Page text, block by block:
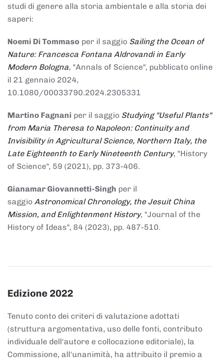
studi di genere alla storia ambientale e alla storia dei
saperi:
Noemi Di Tommaso per il saggio Sailing the Ocean of
Nature: Francesca Fontana Aldrovandi in Early
Modern Bologna, "Annals of Science", pubblicato online
il 21 gennaio 2024,
10.1080/00033790.2024.2305331
Martino Fagnani per il saggio Studying "Useful Plants"
from Maria Theresa to Napoleon: Continuity and
Invisibility in Agricultural Science, Northern Italy, the
Late Eighteenth to Early Nineteenth Century, "History
of Science", 59 (2021), pp. 373-406.
Gianamar Giovannetti-Singh per il
saggio Astronomical Chronology, the Jesuit China
Mission, and Enlightenment History, "Journal of the
History of Ideas", 84 (2023), pp. 487-510.
Edizione 2022
Tenuto conto dei criteri di valutazione adottati
(struttura argomentativa, uso delle fonti, contributo
individuale dell'autore e collocazione editoriale), la
Commissione, all'unanimità, ha attribuito il premio a